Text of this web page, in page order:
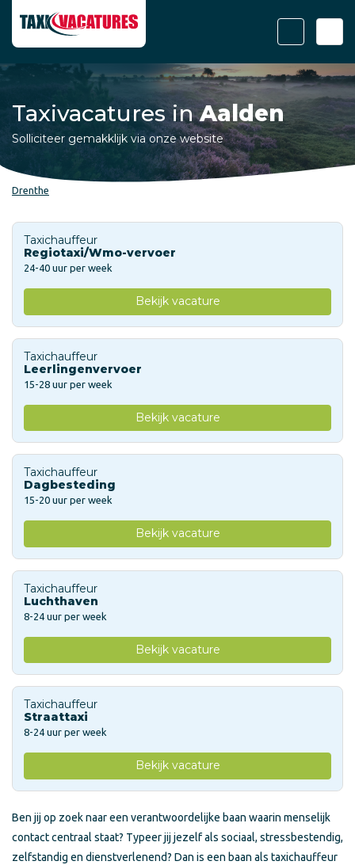
Taxivacatures inAalden
Solliciteer gemakklijk via onze website
Drenthe
Taxichauffeur
Regiotaxi/Wmo-vervoer
24-40 uur per week
Bekijk vacature
Taxichauffeur
Leerlingenvervoer
15-28 uur per week
Bekijk vacature
Taxichauffeur
Dagbesteding
15-20 uur per week
Bekijk vacature
Taxichauffeur
Luchthaven
8-24 uur per week
Bekijk vacature
Taxichauffeur
Straattaxi
8-24 uur per week
Bekijk vacature
Ben jij op zoek naar een verantwoordelijke baan waarin menselijk
contact centraal staat? Typeer jij jezelf als sociaal, stressbestendig,
zelfstandig en dienstverlenend? Dan is een baan als taxichauffeur